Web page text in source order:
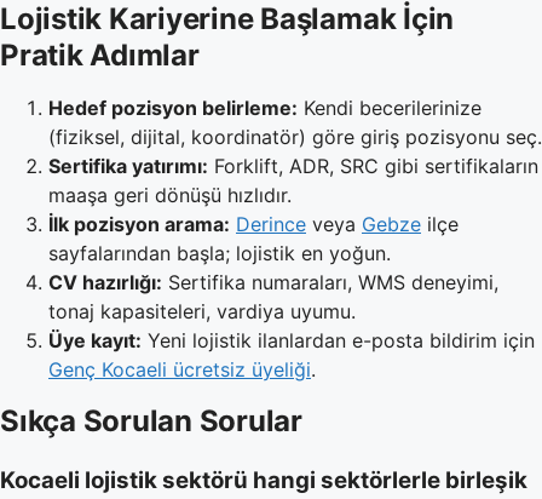
Lojistik Kariyerine Başlamak İçin
Pratik Adımlar
Hedef pozisyon belirleme: Kendi becerilerinize
(fiziksel, dijital, koordinatör) göre giriş pozisyonu seç.
Sertifika yatırımı: Forklift, ADR, SRC gibi sertifikaların
maaşa geri dönüşü hızlıdır.
İlk pozisyon arama: Derince veya Gebze ilçe
sayfalarından başla; lojistik en yoğun.
CV hazırlığı: Sertifika numaraları, WMS deneyimi,
tonaj kapasiteleri, vardiya uyumu.
Üye kayıt: Yeni lojistik ilanlardan e-posta bildirim için
Genç Kocaeli ücretsiz üyeliği.
Sıkça Sorulan Sorular
Kocaeli lojistik sektörü hangi sektörlerle birleşik